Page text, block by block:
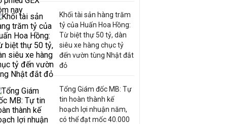
Khối tài sản hàng trăm
tỷ của Huấn Hoa Hồng:
Từ biệt thự 50 tỷ, dàn
siêu xe hàng chục tỷ
đến vườn tùng Nhật đắt
đỏ
Tổng Giám đốc MB: Tự
tin hoàn thành kế
hoạch lợi nhuận năm,
có thể đạt mốc 40.000